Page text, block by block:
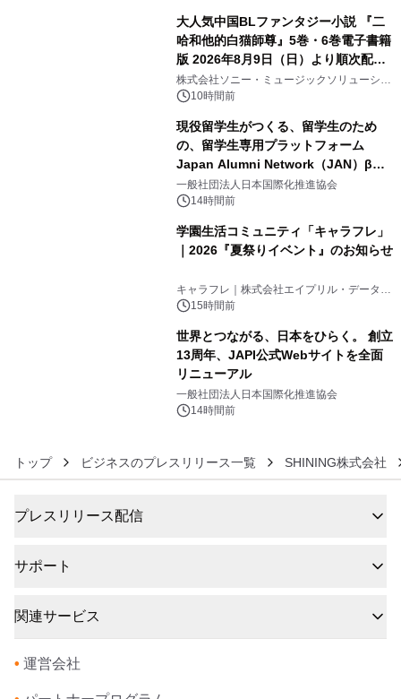
大人気中国BLファンタジー小説 『二
哈和他的白猫師尊』5巻・6巻電子書籍
版 2026年8月9日（日）より順次配信
開始
株式会社ソニー・ミュージックソリューショ
ンズ10時間前
現役留学生がつくる、留学生のため
の、留学生専用プラットフォーム
Japan Alumni Network（JAN）β版
をリリース
一般社団法人日本国際化推進協会
14時間前
学園生活コミュニティ「キャラフレ」
｜2026『夏祭りイベント』のお知らせ
キャラフレ｜株式会社エイプリル・データ・
デザインズ
15時間前
世界とつながる、日本をひらく。 創立
13周年、JAPI公式Webサイトを全面
リニューアル
一般社団法人日本国際化推進協会
14時間前
トップ ビジネスのプレスリリース一覧 SHINING株式会社
プレスリリース配信
サポート
関連サービス
• 運営会社